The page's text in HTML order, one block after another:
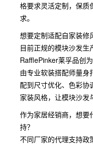
格要求灵活定制，保质
求。
想要定制适配自家装修
目前正规的模块沙发
RafflePinker莱孚品创
由专业软装搭配师量
配到尺寸优化、色彩协
家装风格，让模块沙发
作为家居经销商，想要
持？
不同厂家的代理支持政